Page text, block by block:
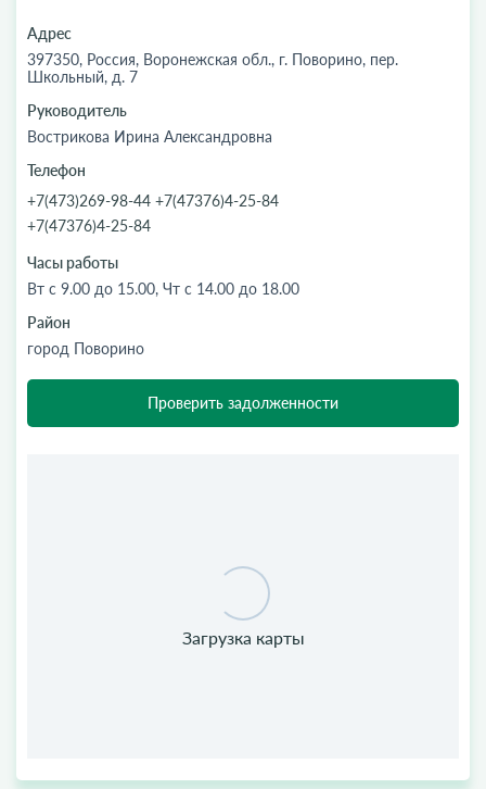
Адрес
397350, Россия, Воронежская обл., г. Поворино, пер.
Школьный, д. 7
Руководитель
Вострикова Ирина Александровна
Телефон
+7(473)269-98-44 +7(47376)4-25-84
+7(47376)4-25-84
Часы работы
Вт с 9.00 до 15.00, Чт с 14.00 до 18.00
Район
город Поворино
Проверить задолженности